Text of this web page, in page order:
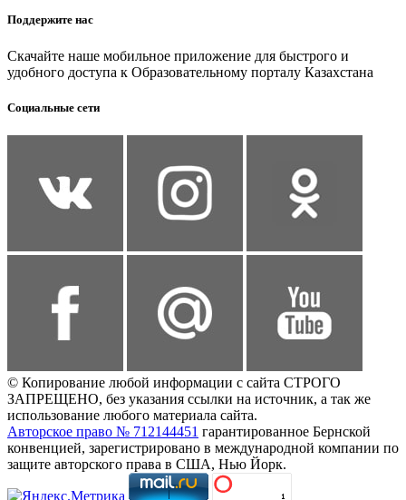
Поддержите нас
Скачайте наше мобильное приложение для быстрого и
удобного доступа к Образовательному порталу Казахстана
Социальные сети
© Копирование любой информации с сайта СТРОГО
ЗАПРЕЩЕНО, без указания ссылки на источник, а так же
использование любого материала сайта.
Авторское право № 712144451 гарантированное Бернской
конвенцией, зарегистрировано в международной компании по
защите авторского права в США, Нью Йорк.